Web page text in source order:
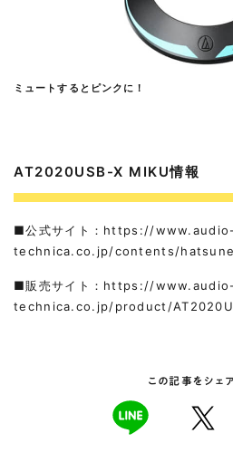
ミュートするとピンクに！
AT2020USB-X MIKU情報
■公式サイト： https://www.audio-
technica.co.jp/contents/
■販売サイト： https://www.audio-
technica.co.jp/product/
この記事をシェ